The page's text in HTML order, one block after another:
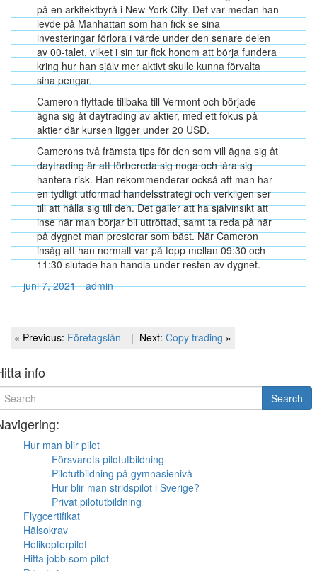
på en arkitektbyrå i New York City. Det var medan han
levde på Manhattan som han fick se sina
investeringar förlora i värde under den senare delen
av 00-talet, vilket i sin tur fick honom att börja fundera
kring hur han själv mer aktivt skulle kunna förvalta
sina pengar.
Cameron flyttade tillbaka till Vermont och började
ägna sig åt daytrading av aktier, med ett fokus på
aktier där kursen ligger under 20 USD.
Camerons två främsta tips för den som vill ägna sig åt
daytrading är att förbereda sig noga och lära sig
hantera risk. Han rekommenderar också att man har
en tydligt utformad handelsstrategi och verkligen ser
till att hålla sig till den. Det gäller att ha självinsikt att
inse när man börjar bli uttröttad, samt ta reda på när
på dygnet man presterar som bäst. När Cameron
insåg att han normalt var på topp mellan 09:30 och
11:30 slutade han handla under resten av dygnet.
juni 7, 2021
admin
Inläggsnavigering
Previous
« Previous: Företagslån
Next
Next: Copy trading »
info
Search
Hur man blir pilot
Försvarets pilotutbildning
Pilotutbildning på gymnasienivå
Hur blir man stridspilot i Sverige?
Privat pilotutbildning
Flygcertifikat
Hälsokrav
Helikopterpilot
Hitta jobb som pilot